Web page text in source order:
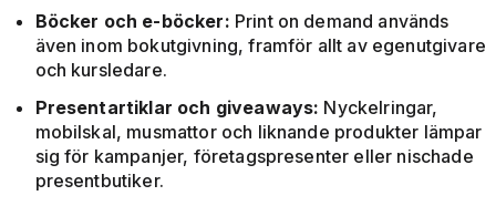
Böcker och e-böcker: Print on demand används
även inom bokutgivning, framför allt av egenutgivare
och kursledare.
Presentartiklar och giveaways: Nyckelringar,
mobilskal, musmattor och liknande produkter lämpar
sig för kampanjer, företagspresenter eller nischade
presentbutiker.